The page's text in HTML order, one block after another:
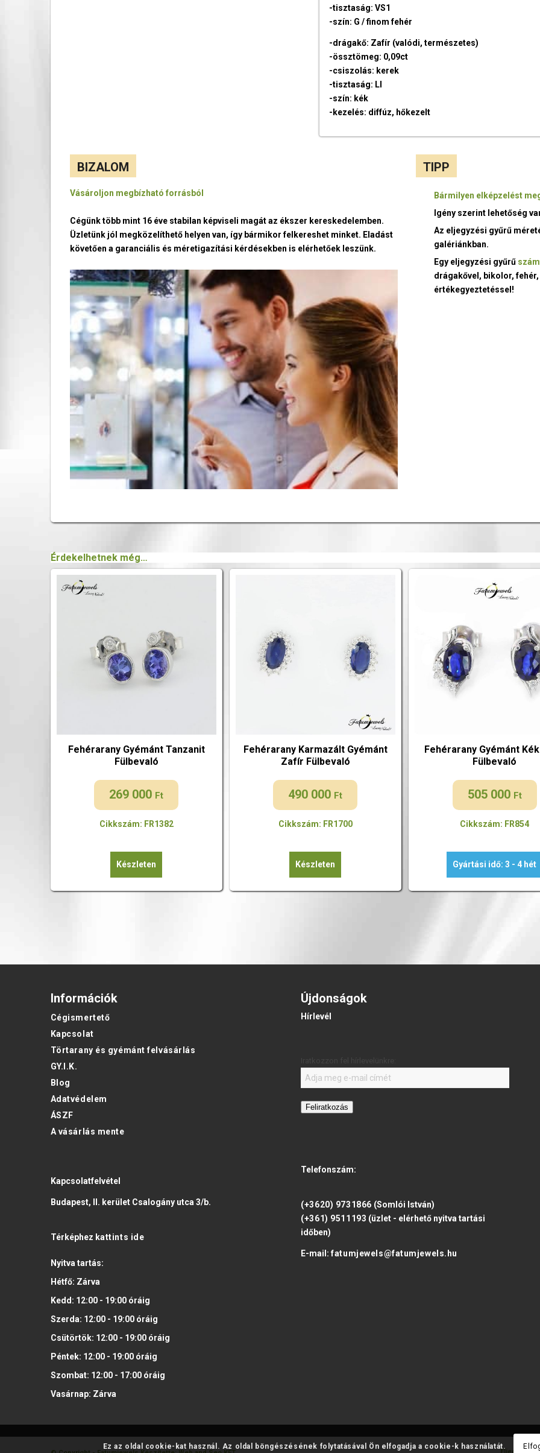
-tisztaság: VS1
-szín: G / finom fehér
-drágakő: Zafír (valódi, természetes)
-össztömeg: 0,09ct
-csiszolás: kerek
-tisztaság: LI
-szín: kék
-kezelés: diffúz, hőkezelt
BIZALOM
Vásároljon megbízható forrásból
Cégünk több mint 16 éve stabilan képviseli magát az ékszer kereskedelemben.
Üzletünk jól megközelíthető helyen van, így bármikor felkereshet minket. Eladást
követően a garanciális és méretigazítási kérdésekben is elérhetőek leszünk.
TIPP
Bármilyen elképzelést
Igény szerint lehetőség
Az eljegyzési gyűrű
galériánkban.
Egy eljegyzési gyűrű
drágakővel, bikolor,
értékegyeztetéssel!
Érdekelhetnek még…
Fehérarany Gyémánt Tanzanit
Fülbevaló
269 000 Ft
Cikkszám: FR1382
Készleten
Fehérarany Karmazált Gyémánt
Zafír Fülbevaló
490 000 Ft
Cikkszám: FR1700
Készleten
Fehérarany Gyémánt
Fülbevaló
505 000 Ft
Cikkszám: FR854
Gyártási idő: 3 - 4 hét
Információk
Cégismertető
Kapcsolat
Törtarany és gyémánt felvásárlás
GY.I.K.
Blog
Adatvédelem
ÁSZF
A vásárlás mente
Kapcsolatfelvétel
Budapest, II. kerület Csalogány utca 3/b.
Térképhez kattints ide
Nyitva tartás:
Hétfő: Zárva
Kedd: 12:00 - 19:00óráig
Szerda: 12:00 - 19:00óráig
Csütörtök: 12:00 - 19:00óráig
Péntek: 12:00 - 19:00óráig
Szombat: 12:00 - 17:00óráig
Vasárnap: Zárva
Újdonságok
Hírlevél
Feliratkozás
Telefonszám:
(+3620) 9731866 (Somlói István)
(+361) 9511193 (üzlet - elérhető nyitva tartási
időben)
E-mail:fatumjewels@fatumjewels.hu
Ez az oldal cookie-kat használ. Az oldal böngészésének folytatásával Ön elfogadja a cookie-k használatát.